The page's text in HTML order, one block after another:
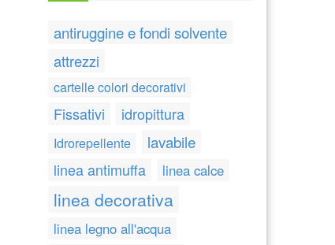
antiruggine e fondi solvente
attrezzi
cartelle colori decorativi
Fissativi idropittura
Idrorepellente lavabile
linea antimuffa linea calce
linea decorativa
linea legno all'acqua